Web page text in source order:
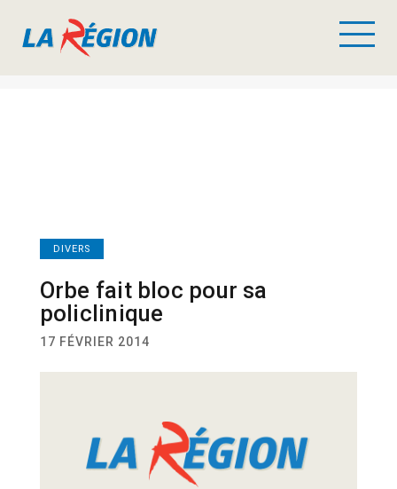
DIVERS
Orbe fait bloc pour sa
policlinique
17 FÉVRIER 2014